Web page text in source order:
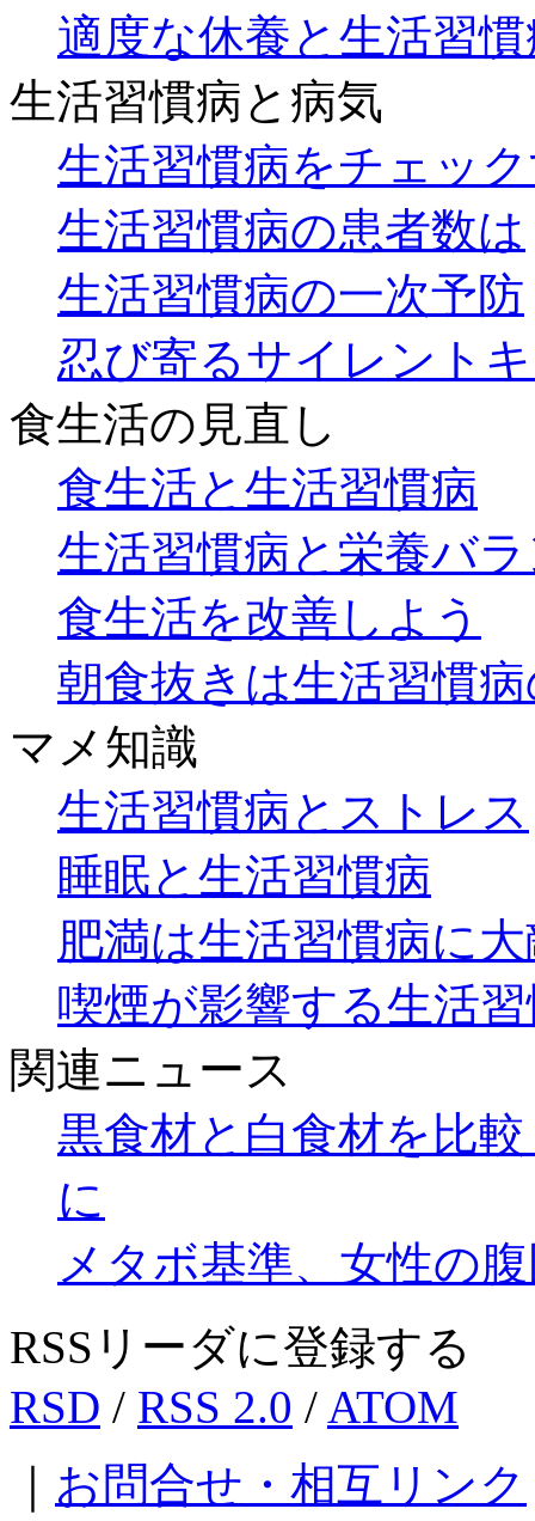
適度な休養と生活習
生活習慣病と病気
生活習慣病をチェッ
生活習慣病の患者数は
生活習慣病の一次予防
忍び寄るサイレント
食生活の見直し
食生活と生活習慣病
生活習慣病と栄養バ
食生活を改善しよう
朝食抜きは生活習慣
マメ知識
生活習慣病とストレス
睡眠と生活習慣病
肥満は生活習慣病に
喫煙が影響する生活
関連ニュース
黒食材と白食材を比
に
メタボ基準、女性の
RSSリーダに登録する
RSD / RSS 2.0 / ATOM
お問合せ・相互リンク